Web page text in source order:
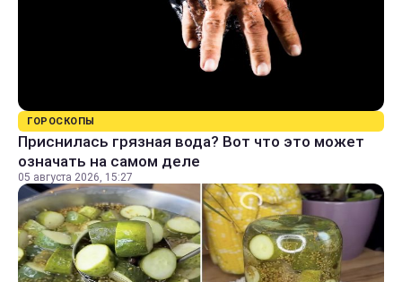
ГОРОСКОПЫ
Приснилась грязная вода? Вот что это может
означать на самом деле
05 августа 2026, 15:27